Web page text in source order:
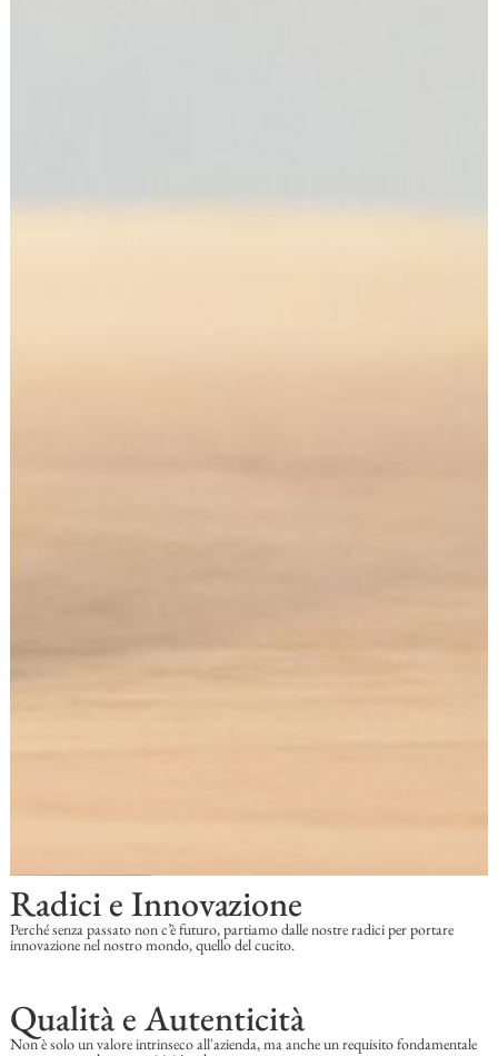
Radici e Innovazione
Perché senza passato non c’è futuro, partiamo dalle nostre radici per portare
innovazione nel nostro mondo, quello del cucito.
Qualità e Autenticità
Non è solo un valore intrinseco all'azienda, ma anche un requisito fondamentale